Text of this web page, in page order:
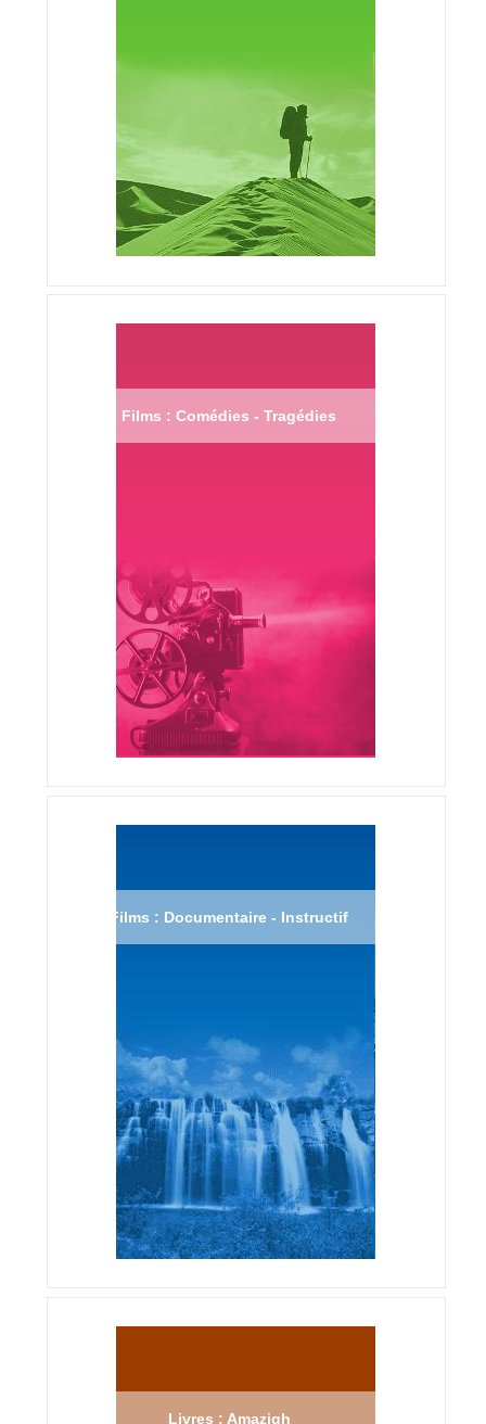
Films : Comédies - Tragédies
Films : Documentaire - Instructif
Livres : Amazigh